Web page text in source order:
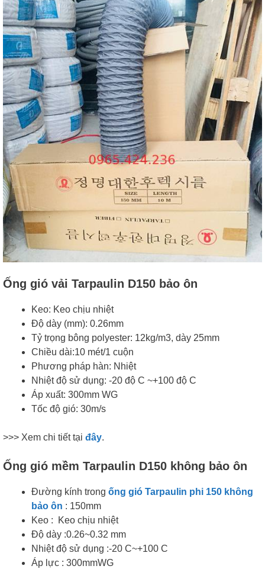
Ống gió vải Tarpaulin D150 bảo ôn
Keo: Keo chịu nhiệt
Độ dày (mm): 0.26mm
Tỷ trọng bông polyester: 12kg/m3, dày 25mm
Chiều dài:10 mét/1 cuộn
Phương pháp hàn: Nhiệt
Nhiệt độ sử dụng: -20 độ C ~+100 độ C
Áp xuất: 300mm WG
Tốc độ gió: 30m/s
>>> Xem chi tiết tại đây.
Ống gió mềm Tarpaulin D150 không bảo ôn
Đường kính trong ống gió Tarpaulin phi 150 không
bảo ôn : 150mm
Keo : Keo chịu nhiệt
Độ dày :0.26~0.32 mm
Nhiệt độ sử dụng :-20 C~+100 C
Áp lực : 300mmWG